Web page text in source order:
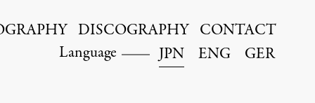
Language JPN ENG GER
DISCOGRAPHY CONTACT